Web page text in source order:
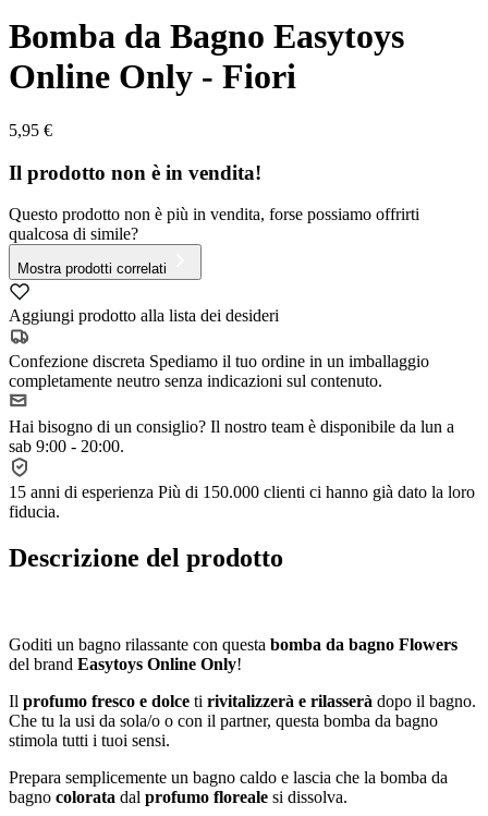
of
Bomba da Bagno Easytoys
Online Only - Fiori
5,95 €
Il prodotto non è in vendita!
Questo prodotto non è più in vendita, forse possiamo offrirti
qualcosa di simile?
Mostra prodotti correlati
Aggiungi prodotto alla lista dei desideri
Confezione discreta Spediamo il tuo ordine in un imballaggio
completamente neutro senza indicazioni sul contenuto.
Hai bisogno di un consiglio? Il nostro team è disponibile da lun a
sab 9:00 - 20:00.
15 anni di esperienza Più di 150.000 clienti ci hanno già dato la loro
fiducia.
Descrizione del prodotto
Goditi un bagno rilassante con questa bomba da bagno Flowers
del brand Easytoys Online Only!
Il profumo fresco e dolce ti rivitalizzerà e rilasserà dopo il bagno.
Che tu la usi da sola/o o con il partner, questa bomba da bagno
stimola tutti i tuoi sensi.
Prepara semplicemente un bagno caldo e lascia che la bomba da
bagno colorata dal profumo floreale si dissolva.